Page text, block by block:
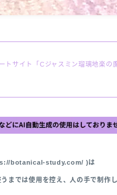
トサイト「Cジャスミン瑠璃地楽の
botanical-study.com/ )は
までは使用を控え、人の手で制作